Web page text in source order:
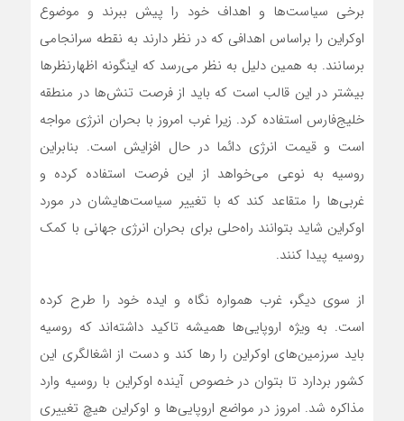
برخی سیاست‌ها و اهداف خود را پیش ببرند و موضوع
اوکراین را براساس اهدافی که در نظر دارند به نقطه سرانجامی
برسانند. به همین دلیل به نظر می‌رسد که اینگونه اظهارنظرها
بیشتر در این قالب است که باید از فرصت تنش‌ها در منطقه
خلیج‌فارس استفاده کرد. زیرا غرب امروز با بحران انرژی مواجه
است و قیمت انرژی دائما در حال افزایش است. بنابراین
روسیه به نوعی می‌خواهد از این فرصت استفاده کرده و
غربی‌ها را متقاعد کند که با تغییر سیاست‌هایشان در مورد
اوکراین شاید بتوانند راه‌حلی برای بحران انرژی جهانی با کمک
روسیه پیدا کنند.
از سوی دیگر، غرب همواره نگاه و ایده خود را طرح کرده
است. به ویژه اروپایی‌ها همیشه تاکید داشته‌اند که روسیه
باید سرزمین‌های اوکراین را رها کند و دست از اشغالگری این
کشور بردارد تا بتوان در خصوص آینده اوکراین با روسیه وارد
مذاکره شد. امروز در مواضع اروپایی‌ها و اوکراین هیچ تغییری